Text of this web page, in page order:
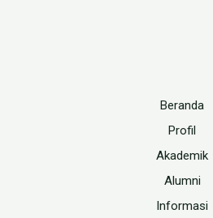
Beranda
Profil
Akademik
Alumni
Informasi